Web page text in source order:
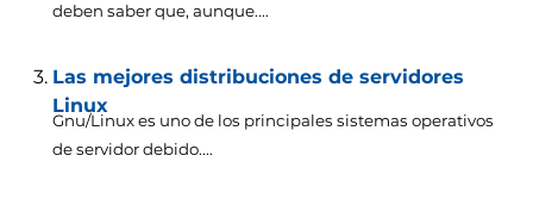
deben saber que, aunque....
Las mejores distribuciones de servidores
Linux
Gnu/Linux es uno de los principales sistemas operativos
de servidor debido....